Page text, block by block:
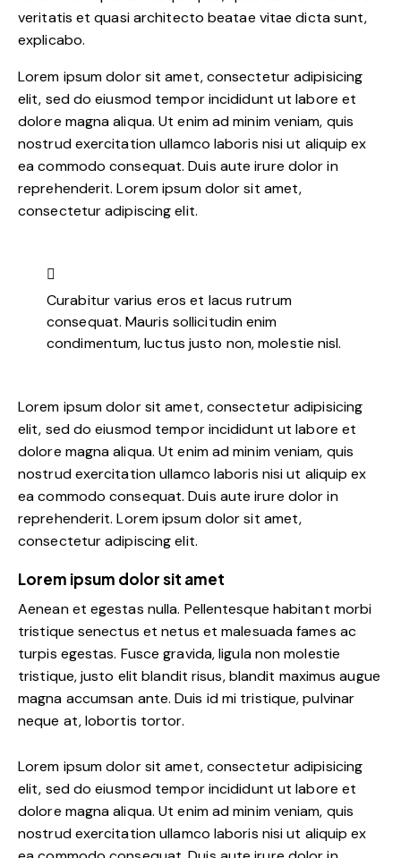
veritatis et quasi architecto beatae vitae dicta sunt,
explicabo.
Lorem ipsum dolor sit amet, consectetur adipisicing
elit, sed do eiusmod tempor incididunt ut labore et
dolore magna aliqua. Ut enim ad minim veniam, quis
nostrud exercitation ullamco laboris nisi ut aliquip ex
ea commodo consequat. Duis aute irure dolor in
reprehenderit. Lorem ipsum dolor sit amet,
consectetur adipiscing elit.
Curabitur varius eros et lacus rutrum
consequat. Mauris sollicitudin enim
condimentum, luctus justo non, molestie nisl.
Lorem ipsum dolor sit amet, consectetur adipisicing
elit, sed do eiusmod tempor incididunt ut labore et
dolore magna aliqua. Ut enim ad minim veniam, quis
nostrud exercitation ullamco laboris nisi ut aliquip ex
ea commodo consequat. Duis aute irure dolor in
reprehenderit. Lorem ipsum dolor sit amet,
consectetur adipiscing elit.
Lorem ipsum dolor sit amet
Aenean et egestas nulla. Pellentesque habitant morbi
tristique senectus et netus et malesuada fames ac
turpis egestas. Fusce gravida, ligula non molestie
tristique, justo elit blandit risus, blandit maximus augue
magna accumsan ante. Duis id mi tristique, pulvinar
neque at, lobortis tortor.
Lorem ipsum dolor sit amet, consectetur adipisicing
elit, sed do eiusmod tempor incididunt ut labore et
dolore magna aliqua. Ut enim ad minim veniam, quis
nostrud exercitation ullamco laboris nisi ut aliquip ex